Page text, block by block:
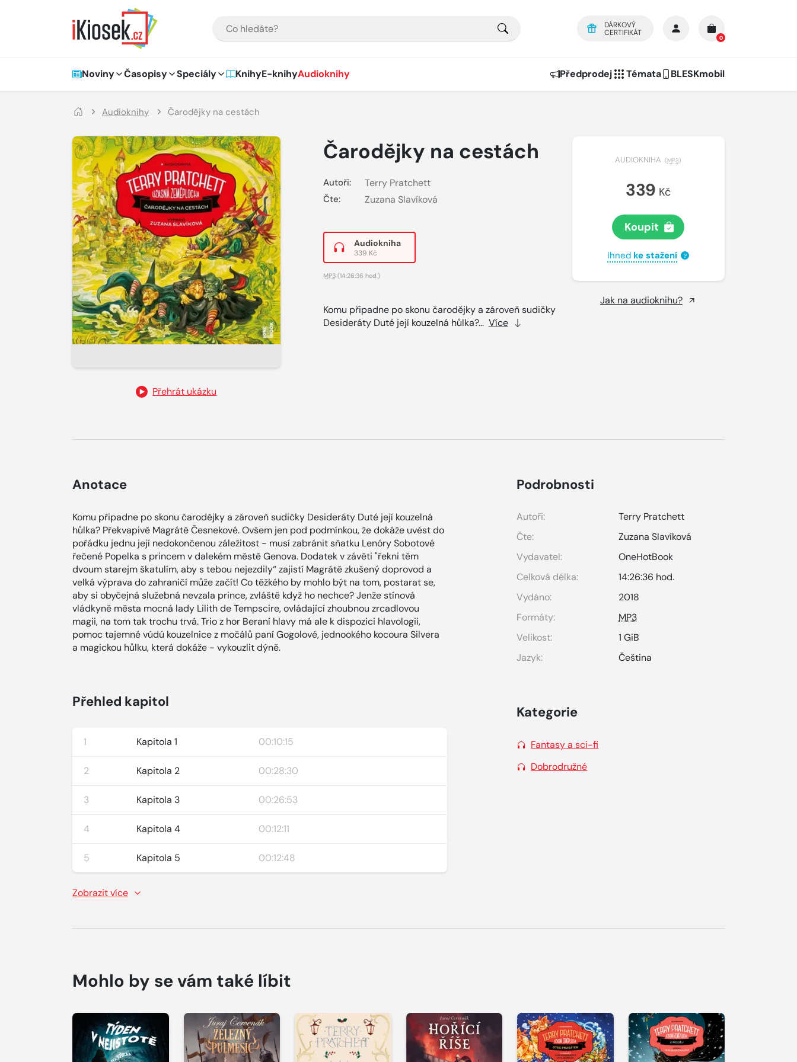
DÁRKOVÝ
CERTIFIKÁT
0
Hlavní navigace
Noviny Časopisy Speciály KnihyE-knihyAudioknihy Předprodej Témata BLESKmobil
Audioknihy Čarodějky na cestách
Přehrát ukázku
Čarodějky na cestách
Autoři: Terry Pratchett
Čte: Zuzana Slavíková
Audiokniha
339 Kč
MP3(14:26:36 hod.)
Komu připadne po skonu čarodějky a zároveň sudičky
Desideráty Duté její kouzelná hůlka?... Více
AUDIOKNIHA (MP3)
339 Kč
Koupit
Ihned ke stažení ?
Jak na audioknihu?
Anotace
Komu připadne po skonu čarodějky a zároveň sudičky Desideráty Duté její kouzelná
hůlka? Překvapivě Magrátě Česnekové. Ovšem jen pod podmínkou, že dokáže uvést do
pořádku jednu její nedokončenou záležitost - musí zabránit sňatku Lenóry Sobotové
řečené Popelka s princem v dalekém městě Genova. Dodatek v závěti "řekni těm
dvoum starejm škatulím, aby s tebou nejezdily“ zajistí Magrátě zkušený doprovod a
velká výprava do zahraničí může začít! Co těžkého by mohlo být na tom, postarat se,
aby si obyčejná služebná nevzala prince, zvláště když ho nechce? Jenže stínová
vládkyně města mocná lady Lilith de Tempscire, ovládající zhoubnou zrcadlovou
magii, na tom tak trochu trvá. Trio z hor Beraní hlavy má ale k dispozici hlavologii,
pomoc tajemné vúdú kouzelnice z močálů paní Gogolové, jednookého kocoura Silvera
a magickou hůlku, která dokáže - vykouzlit dýně.
Přehled kapitol
1 Kapitola 1 00:10:15
2 Kapitola 2 00:28:30
3 Kapitola 3 00:26:53
4 Kapitola 4 00:12:11
5 Kapitola 5 00:12:48
Zobrazit více
Podrobnosti
Autoři:
Terry Pratchett
Čte:
Zuzana Slavíková
Vydavatel:
OneHotBook
Celková délka:
14:26:36 hod.
Vydáno:
2018
Formáty:
MP3
Velikost:
1 GiB
Jazyk:
Čeština
Kategorie
Fantasy a sci-fi
Dobrodružné
Mohlo by se vám také líbit
Přehrát
ukázku
Přehrát
ukázku
Přehrát
ukázku
Přehrát
ukázku
Přehrát
ukázku